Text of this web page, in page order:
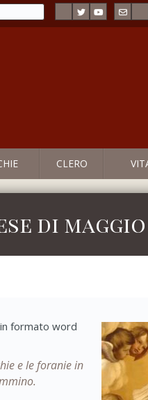
CLERO
di maggio
formato word
e le foranie in